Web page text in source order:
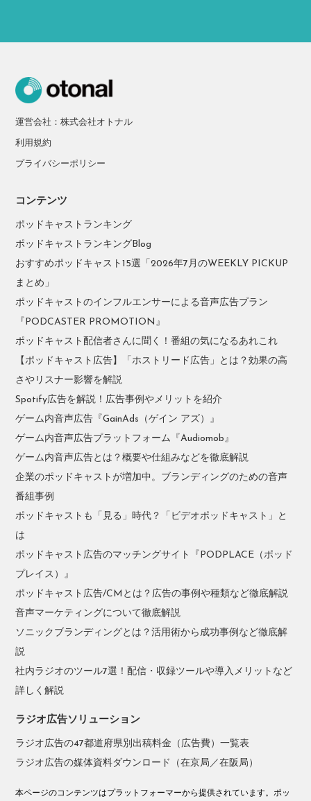
運営会社：株式会社オトナル
利用規約
プライバシーポリシー
コンテンツ
ポッドキャストランキング
ポッドキャストランキングBlog
おすすめポッドキャスト15選「2026年7月のWEEKLY PICKUP
まとめ」
ポッドキャストのインフルエンサーによる音声広告プラン
『PODCASTER PROMOTION』
ポッドキャスト配信者さんに聞く！番組の気になるあれこれ
【ポッドキャスト広告】「ホストリード広告」とは？効果の高
さやリスナー影響を解説
Spotify広告を解説！広告事例やメリットを紹介
ゲーム内音声広告『GainAds（ゲイン アズ）』
ゲーム内音声広告プラットフォーム『Audiomob』
ゲーム内音声広告とは？概要や仕組みなどを徹底解説
企業のポッドキャストが増加中。ブランディングのための音声
番組事例
ポッドキャストも「見る」時代？「ビデオポッドキャスト」と
は
ポッドキャスト広告のマッチングサイト『PODPLACE（ポッド
プレイス）』
ポッドキャスト広告/CMとは？広告の事例や種類など徹底解説
音声マーケティングについて徹底解説
ソニックブランディングとは？活用術から成功事例など徹底解
説
社内ラジオのツール7選！配信・収録ツールや導入メリットなど
詳しく解説
ラジオ広告ソリューション
ラジオ広告の47都道府県別出稿料金（広告費）一覧表
ラジオ広告の媒体資料ダウンロード（在京局／在阪局）
本ページのコンテンツはプラットフォーマーから提供されています。ポッ